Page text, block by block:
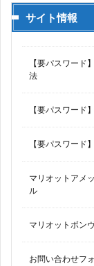
サイト情報
【要パスワード
法
【要パスワード
【要パスワード
マリオットアメ
ル
マリオットボン
お問い合わせフ